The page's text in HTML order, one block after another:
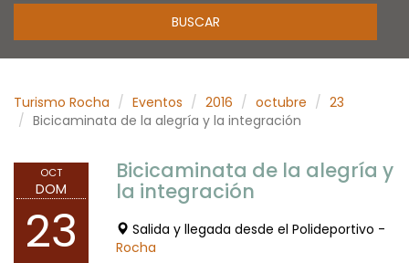
Turismo Rocha Eventos 2016 octubre
23
Bicicaminata de la alegría y la integración
OCT
DOM
23
Bicicaminata de la alegría y
la integración
Salida y llegada desde el Polideportivo -
Rocha